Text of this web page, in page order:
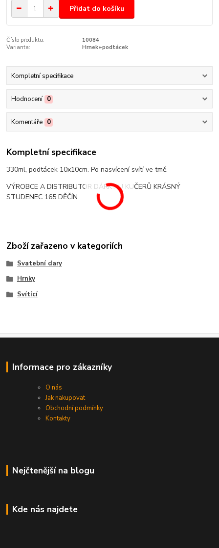
Přidat do košíku
Číslo produktu:
10084
Varianta:
Hrnek+podtácek
Kompletní specifikace
Hodnocení 0
Komentáře 0
Kompletní specifikace
330ml, podtácek 10x10cm. Po nasvícení svítí ve tmě.
VÝROBCE A DISTRIBUTOR DÁRKY U KUČERŮ KRÁSNÝ
STUDENEC 165 DĚČÍN
Zboží zařazeno v kategoriích
Svatební dary
Hrnky
Svítící
Informace pro zákazníky
O nás
Jak nakupovat
Obchodní podmínky
Kontakty
Nejčtenější na blogu
Kde nás najdete